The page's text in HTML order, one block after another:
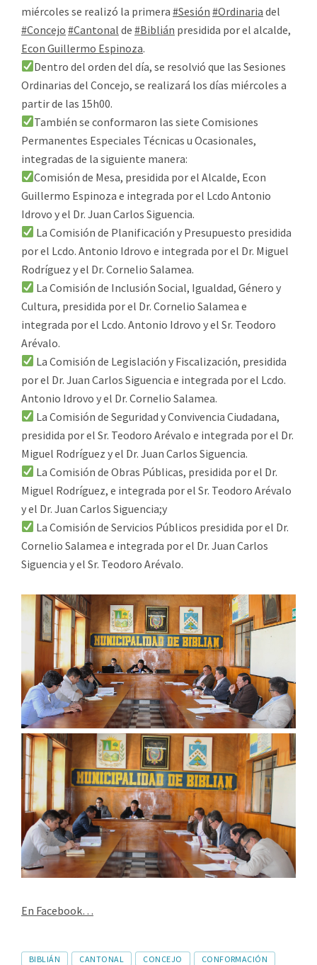
miércoles se realizó la primera #Sesión #Ordinaria del
#Concejo #Cantonal de #Biblián presidida por el alcalde,
Econ Guillermo Espinoza.
Dentro del orden del día, se resolvió que las Sesiones
Ordinarias del Concejo, se realizará los días miércoles a
partir de las 15h00.
También se conformaron las siete Comisiones
Permanentes Especiales Técnicas u Ocasionales,
integradas de la siguiente manera:
Comisión de Mesa, presidida por el Alcalde, Econ
Guillermo Espinoza e integrada por el Lcdo Antonio
Idrovo y el Dr. Juan Carlos Siguencia.
La Comisión de Planificación y Presupuesto presidida
por el Lcdo. Antonio Idrovo e integrada por el Dr. Miguel
Rodríguez y el Dr. Cornelio Salamea.
La Comisión de Inclusión Social, Igualdad, Género y
Cultura, presidida por el Dr. Cornelio Salamea e
integrada por el Lcdo. Antonio Idrovo y el Sr. Teodoro
Arévalo.
La Comisión de Legislación y Fiscalización, presidida
por el Dr. Juan Carlos Siguencia e integrada por el Lcdo.
Antonio Idrovo y el Dr. Cornelio Salamea.
La Comisión de Seguridad y Convivencia Ciudadana,
presidida por el Sr. Teodoro Arévalo e integrada por el Dr.
Miguel Rodríguez y el Dr. Juan Carlos Siguencia.
La Comisión de Obras Públicas, presidida por el Dr.
Miguel Rodríguez, e integrada por el Sr. Teodoro Arévalo
y el Dr. Juan Carlos Siguencia;y
La Comisión de Servicios Públicos presidida por el Dr.
Cornelio Salamea e integrada por el Dr. Juan Carlos
Siguencia y el Sr. Teodoro Arévalo.
En Facebook…
BIBLIÁN CANTONAL CONCEJO
CONFORMACIÓN